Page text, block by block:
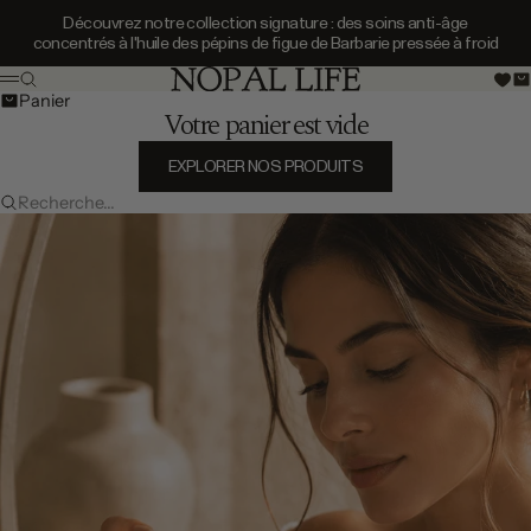
Découvrez notre collection signature : des soins anti-âge
concentrés à l'huile des pépins de figue de Barbarie pressée à froid
Nopal Life
Menu
Recherche
Panier
Votre panier est vide
EXPLORER NOS PRODUITS
Recherche...